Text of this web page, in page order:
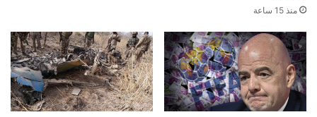
منذ 15 ساعة